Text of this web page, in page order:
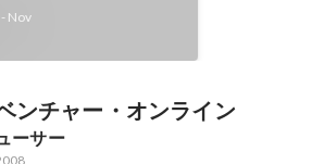
- Nov
ンチャー・オンライン
ーサー